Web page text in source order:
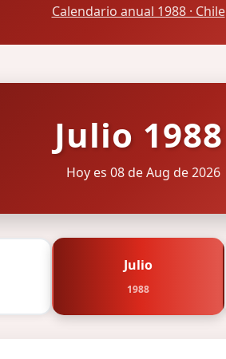
Calendario anual 1988 · Chile
Julio 1988
Hoy es 08 de Aug de 2026
Julio
1988